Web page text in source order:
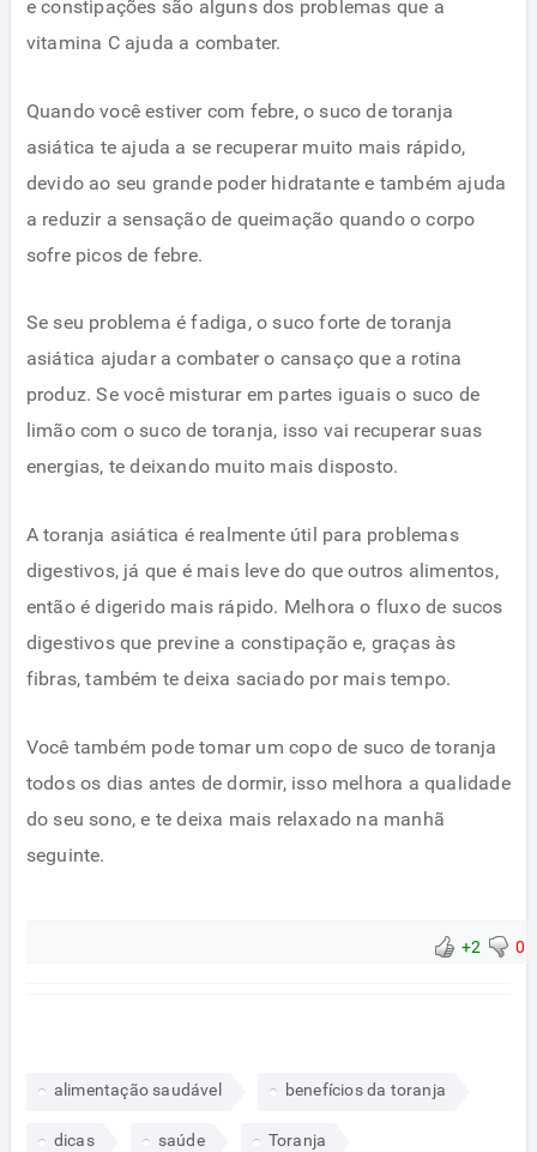
e constipações são alguns dos problemas que a
vitamina C ajuda a combater.
Quando você estiver com febre, o suco de toranja
asiática te ajuda a se recuperar muito mais rápido,
devido ao seu grande poder hidratante e também ajuda
a reduzir a sensação de queimação quando o corpo
sofre picos de febre.
Se seu problema é fadiga, o suco forte de toranja
asiática ajudar a combater o cansaço que a rotina
produz. Se você misturar em partes iguais o suco de
limão com o suco de toranja, isso vai recuperar suas
energias, te deixando muito mais disposto.
A toranja asiática é realmente útil para problemas
digestivos, já que é mais leve do que outros alimentos,
então é digerido mais rápido. Melhora o fluxo de sucos
digestivos que previne a constipação e, graças às
fibras, também te deixa saciado por mais tempo.
Você também pode tomar um copo de suco de toranja
todos os dias antes de dormir, isso melhora a qualidade
do seu sono, e te deixa mais relaxado na manhã
seguinte.
+2 0
alimentação saudável benefícios da toranja
dicas saúde Toranja